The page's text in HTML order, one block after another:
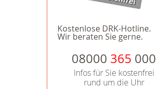
Kostenlose DRK-Hotline.
Wir beraten Sie gerne.
08000 365 000
Infos für Sie kostenfrei
rund um die Uhr